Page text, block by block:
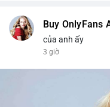
Buy OnlyFans
của anh ấy
3 giờ